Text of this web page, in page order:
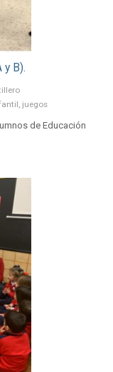
B).
, juegos
de Educación